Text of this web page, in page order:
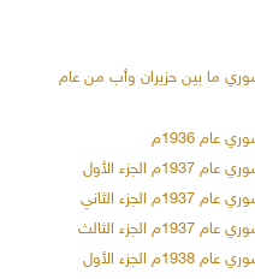
ما بين حزيران وأب من عام
1936م
الأول
الثاني
الثالث
الأول